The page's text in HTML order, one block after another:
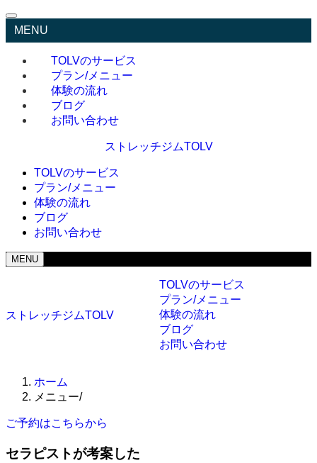
MENU
TOLVのサービス
プラン/メニュー
体験の流れ
ブログ
お問い合わせ
ストレッチジムTOLV
TOLVのサービス
プラン/メニュー
体験の流れ
ブログ
お問い合わせ
MENU
ストレッチジムTOLV
TOLVのサービス
プラン/メニュー
体験の流れ
ブログ
お問い合わせ
ホーム
メニュー/
ご予約はこちらから
セラピストが考案した